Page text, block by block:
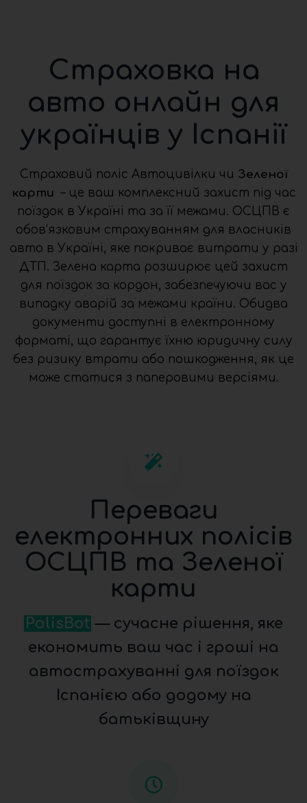
Страховка на
авто онлайн для
українців у Іспанії
Страховий поліс Автоцивілки чи Зеленої
карти – це ваш комплексний захист під час
поїздок в Україні та за її межами. ОСЦПВ є
обов’язковим страхуванням для власників
авто в Україні, яке покриває витрати у разі
ДТП. Зелена карта розширює цей захист
для поїздок за кордон, забезпечуючи вас у
випадку аварій за межами країни. Обидва
документи доступні в електронному
форматі, що гарантує їхню юридичну силу
без ризику втрати або пошкодження, як це
може статися з паперовими версіями.
Переваги
електронних полісів
ОСЦПВ та Зеленої
карти
PolisBot — сучасне рішення, яке
економить ваш час і гроші на
автострахуванні для поїздок
Іспанією або додому на
батьківщину